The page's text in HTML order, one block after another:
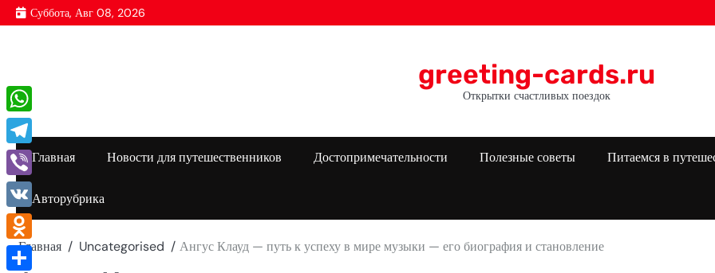
Перейти
к
Суббота, Авг 08, 2026
greeting-cards.ru
Открытки счастливых поездок
Главная Новости для путешественников Достопримечательности Полезные советы Питаемся в
Авторубрика
Главная Uncategorised Ангус Клауд — путь к успеху в мире музыки — его биография и становление
WhatsApp
Telegram
Viber
VK
Odnoklassniki